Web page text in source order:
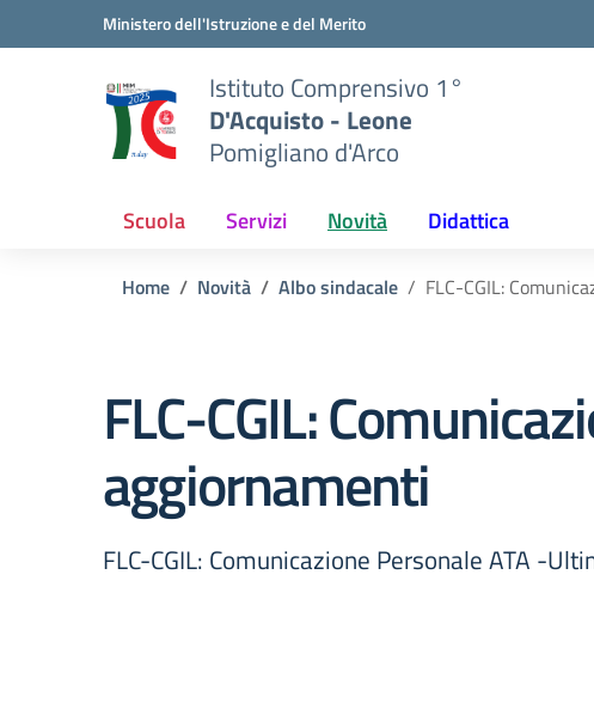
Vai ai contenuti
Vai al menu di navigazioneMinistero dell'Istruzione e del Merito
Istituto Comprensivo 1°
D'Acquisto - Leone
Pomigliano d'Arco
Scuola Servizi Novità Didattica
Home Novità Albo sindacale FLC-CGIL:
FLC-CGIL:
aggiornamenti
FLC-CGIL: Comunicazione Personale ATA -